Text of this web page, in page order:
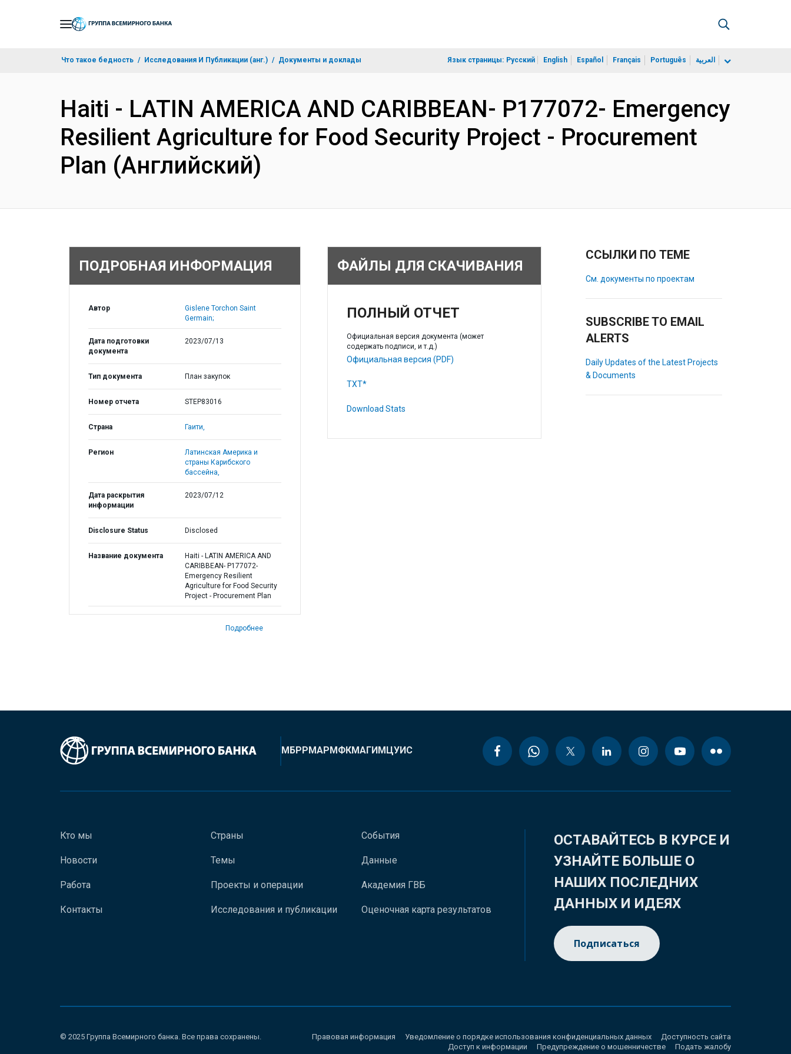
Что такое бедность Исследования И Публикации (анг.) Документы и доклады Язык страницы: Русский English Español Français Português العربية
Haiti - LATIN AMERICA AND CARIBBEAN- P177072- Emergency
Resilient Agriculture for Food Security Project - Procurement
Plan (Английский)
ПОДРОБНАЯ ИНФОРМАЦИЯ
Автор
Gislene Torchon Saint
Germain;
Дата подготовки
документа
2023/07/13
Тип документа План закупок
Номер отчета STEP83016
Страна Гаити,
Регион
Латинская Америка и
страны Карибского
бассейна,
Дата раскрытия
информации
2023/07/12
Disclosure Status Disclosed
Название документа
Haiti - LATIN AMERICA AND
CARIBBEAN- P177072-
Emergency Resilient
Agriculture for Food Security
Project - Procurement Plan
Подробнее
ФАЙЛЫ ДЛЯ СКАЧИВАНИЯ
ПОЛНЫЙ ОТЧЕТ
Официальная версия документа (может
содержать подписи, и т.д.)
Официальная версия (PDF)
TXT*
Download Stats
ССЫЛКИ ПО ТЕМЕ
См. документы по проектам
SUBSCRIBE TO EMAIL
ALERTS
Daily Updates of the Latest Projects
& Documents
МБРРМАРМФКМАГИМЦУИС
Кто мы
Новости
Работа
Контакты
Страны
Темы
Проекты и операции
Исследования и публикации
События
Данные
Академия ГВБ
Оценочная карта результатов
ОСТАВАЙТЕСЬ В КУРСЕ И
УЗНАЙТЕ БОЛЬШЕ О
НАШИХ ПОСЛЕДНИХ
ДАННЫХ И ИДЕЯХ
Подписаться
© 2025 Группа Всемирного банка. Все права сохранены. Правовая информация Уведомление о порядке использования конфиденциальных данных
Доступность сайта
Доступ к информации
Предупреждение о мошенничестве Подать жалобу